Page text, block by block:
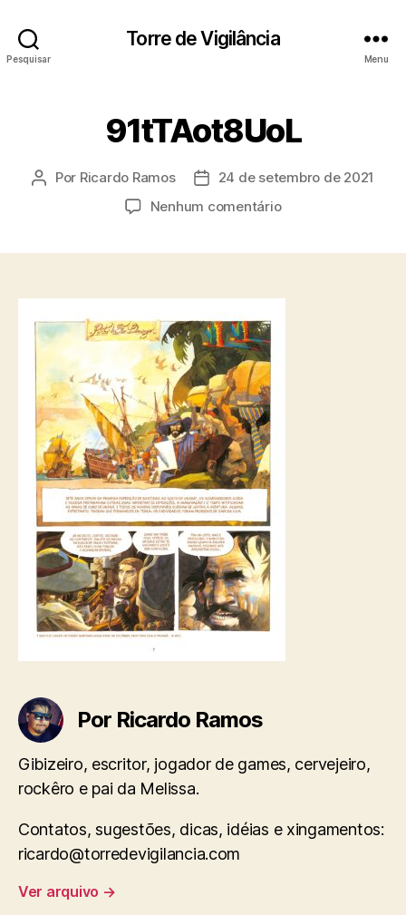
Pesquisar
Torre de Vigilância
Menu
91tTAot8UoL
Autor
Por Ricardo Ramos
Data24 de setembro de 2021
Nenhum comentárioem
Por Ricardo Ramos
Gibizeiro, escritor, jogador de games, cervejeiro,
rockêro e pai da Melissa.
Contatos, sugestões, dicas, idéias e xingamentos:
ricardo@torredevigilancia.com
Ver arquivo →